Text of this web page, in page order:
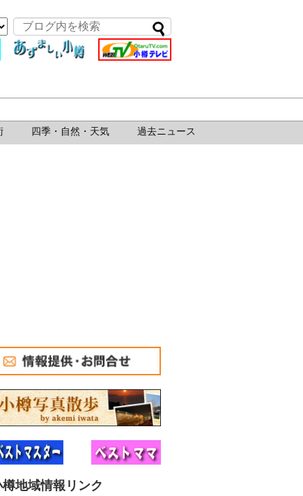
四季・自然・天気 過去ニュース
樽地域情報リンク